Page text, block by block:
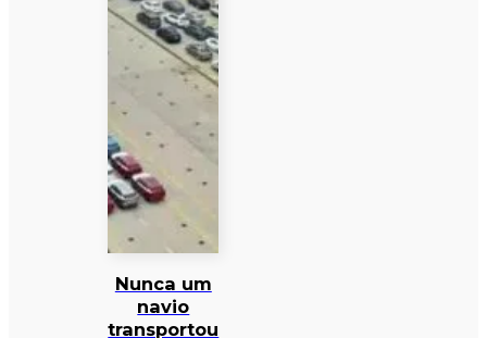
Nunca um
navio
transportou